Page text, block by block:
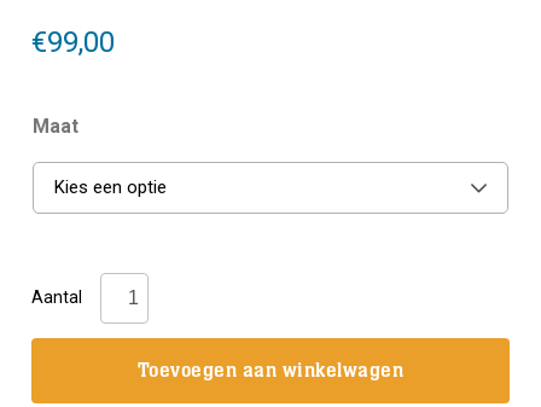
€99,00
Maat
Kies een optie
Aantal
Bare:
Ultrawarmth
Toevoegen aan winkelwagen